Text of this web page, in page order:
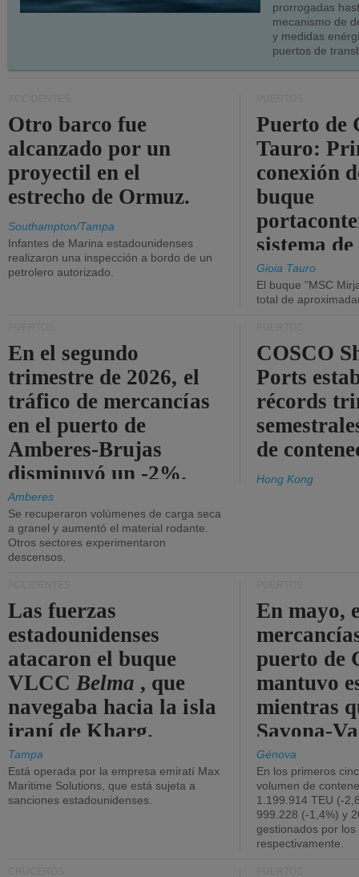
prorrogadas
mecanismo de
y medidas
puertos de
Otro barco fue
alcanzado por un
proyectil en el
estrecho de Ormuz.
Southampton/Tampa
Infantes de Marina estadounidenses
realizaron una inspección a bordo de un
petrolero autorizado.
Puerto de
Tauro:
conexión
buque
sistema
la red
Gioia Tauro
El buque "MSC
total de
En el segundo
trimestre de 2026, el
tráfico de mercancías
en el puerto de
Amberes-Brujas
disminuyó un -2%.
Amberes
Se recuperaron volúmenes de carga seca
a granel y aumentó el material rodante.
Otros sectores experimentaron
descensos.
COSCO
Ports
récords
de
Hong Kong
Las fuerzas
estadounidenses
atacaron el buque
VLCCBelma , que
navegaba hacia la isla
iraní de Kharg.
Tampa
Está operada por la empresa emiratí Max
Maritime Solutions, que está sujeta a
sanciones estadounidenses.
En mayo,
puerto de
mantuvo
mientras
Savona-
Génova
En los primeros
volumen de
1.199.914 TEU (-
999.228 (-1,4%) y
gestionados por
respectivamente.